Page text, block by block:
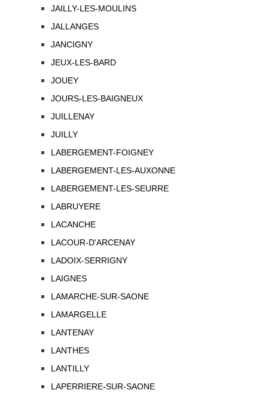
JAILLY-LES-MOULINS
JALLANGES
JANCIGNY
JEUX-LES-BARD
JOUEY
JOURS-LES-BAIGNEUX
JUILLENAY
JUILLY
LABERGEMENT-FOIGNEY
LABERGEMENT-LES-AUXONNE
LABERGEMENT-LES-SEURRE
LABRUYERE
LACANCHE
LACOUR-D'ARCENAY
LADOIX-SERRIGNY
LAIGNES
LAMARCHE-SUR-SAONE
LAMARGELLE
LANTENAY
LANTHES
LANTILLY
LAPERRIERE-SUR-SAONE